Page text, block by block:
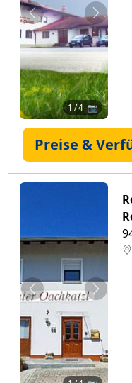
Zurück Weiter
1 / 4 📷
Preise &
Zurück Weiter